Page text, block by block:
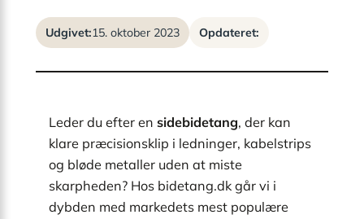
Udgivet:15. oktober 2023 Opdateret:
Leder du efter en sidebidetang, der kan
klare præcisionsklip i ledninger, kabelstrips
og bløde metaller uden at miste
skarpheden? Hos bidetang.dk går vi i
dybden med markedets mest populære